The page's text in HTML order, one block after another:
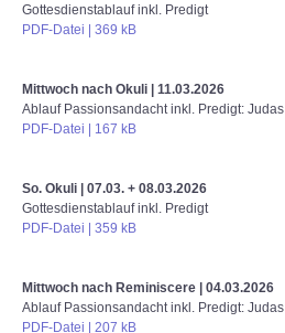
Gottesdienstablauf inkl. Predigt
PDF-Datei | 369 kB
Mittwoch nach Okuli | 11.03.2026
Ablauf Passionsandacht inkl. Predigt: Judas
PDF-Datei | 167 kB
So. Okuli | 07.03. + 08.03.2026
Gottesdienstablauf inkl. Predigt
PDF-Datei | 359 kB
Mittwoch nach Reminiscere | 04.03.2026
Ablauf Passionsandacht inkl. Predigt: Judas
PDF-Datei | 207 kB